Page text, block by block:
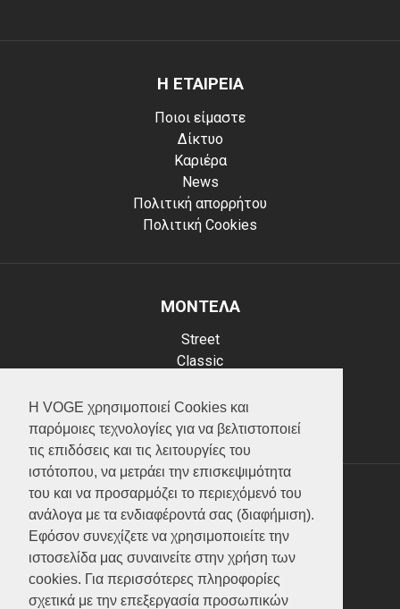
Η VOGE χρησιμοποιεί Cookies και
παρόμοιες τεχνολογίες για να βελτιστοποιεί
τις επιδόσεις και τις λειτουργίες του
ιστότοπου, να μετράει την επισκεψιμότητα
του και να προσαρμόζει το περιεχόμενό του
ανάλογα με τα ενδιαφέροντά σας (διαφήμιση).
Εφόσον συνεχίζετε να χρησιμοποιείτε την
ιστοσελίδα μας συναινείτε στην χρήση των
cookies. Για περισσότερες πληροφορίες
σχετικά με την επεξεργασία προσωπικών
Η ΕΤΑΙΡΕΙΑ
Ποιοι είμαστε
Δίκτυο
Καριέρα
News
Πολιτική απορρήτου
Πολιτική Cookies
ΜΟΝΤΕΛΑ
Street
Classic
Scooter
ATV (Loncin)
ΥΠΗΡΕΣΙΕΣ
Test ride
Επικοινωνία
Service
Κατάλογος